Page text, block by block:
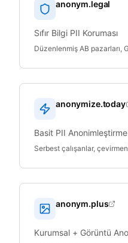
anonym.legal
Sıfır Bilgi PII Koruması
Düzenlenmiş AB pazarları,
anonymize.today
Basit PII Anonimleştirme
Serbest çalışanlar,
anonym.plus
Kurumsal + Görüntü